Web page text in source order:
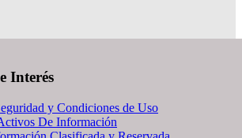
Interés
y Condiciones de Uso
De Información